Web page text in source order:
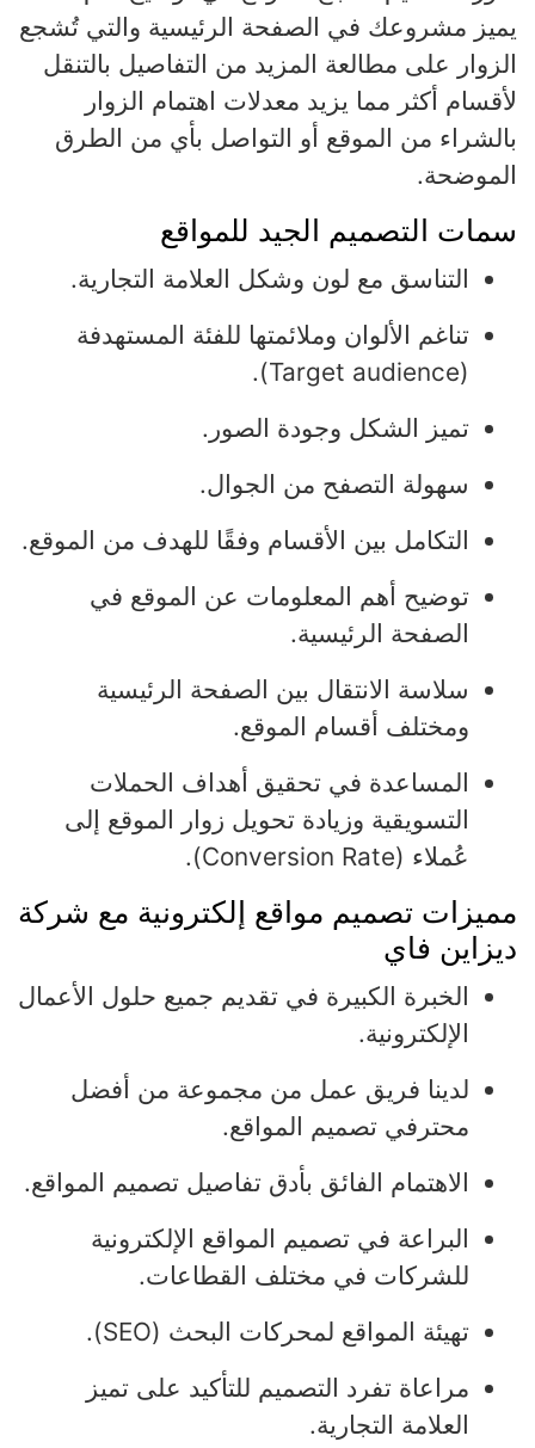
يميز مشروعك في الصفحة الرئيسية والتي تُشجع
الزوار على مطالعة المزيد من التفاصيل بالتنقل
لأقسام أكثر مما يزيد معدلات اهتمام الزوار
بالشراء من الموقع أو التواصل بأي من الطرق
الموضحة.
سمات التصميم الجيد للمواقع
التناسق مع لون وشكل العلامة التجارية.
تناغم الألوان وملائمتها للفئة المستهدفة
(Target audience).
تميز الشكل وجودة الصور.
سهولة التصفح من الجوال.
التكامل بين الأقسام وفقًا للهدف من الموقع.
توضيح أهم المعلومات عن الموقع في
الصفحة الرئيسية.
سلاسة الانتقال بين الصفحة الرئيسية
ومختلف أقسام الموقع.
المساعدة في تحقيق أهداف الحملات
التسويقية وزيادة تحويل زوار الموقع إلى
عُملاء (Conversion Rate).
مميزات تصميم مواقع إلكترونية مع شركة
ديزاين فاي
الخبرة الكبيرة في تقديم جميع حلول الأعمال
الإلكترونية.
لدينا فريق عمل من مجموعة من أفضل
محترفي تصميم المواقع.
الاهتمام الفائق بأدق تفاصيل تصميم المواقع.
البراعة في تصميم المواقع الإلكترونية
للشركات في مختلف القطاعات.
تهيئة المواقع لمحركات البحث (SEO).
مراعاة تفرد التصميم للتأكيد على تميز
العلامة التجارية.